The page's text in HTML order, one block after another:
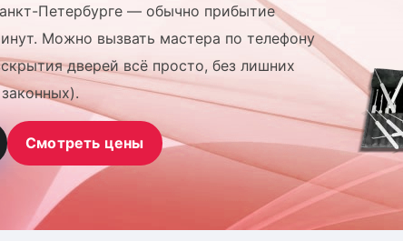
Петербурге — обычно прибытие
Можно вызвать мастера по телефону
дверей всё просто, без лишних
Смотреть цены